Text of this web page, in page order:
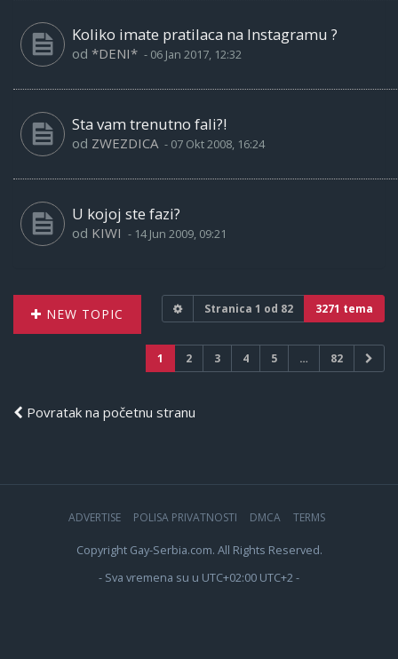
Koliko imate pratilaca na Instagramu ?
od *DENI* - 06 Jan 2017, 12:32
Sta vam trenutno fali?!
od ZWEZDICA - 07 Okt 2008, 16:24
U kojoj ste fazi?
od KIWI - 14 Jun 2009, 09:21
NEW TOPIC Stranica 1 od 82 3271 tema
1 2 3 4 5 … 82
Povratak na početnu stranu
ADVERTISE POLISA PRIVATNOSTI DMCA TERMS
Copyright Gay-Serbia.com. All Rights Reserved.
- Sva vremena su u UTC+02:00 UTC+2 -